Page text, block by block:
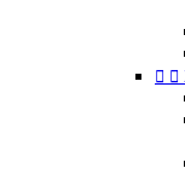
 